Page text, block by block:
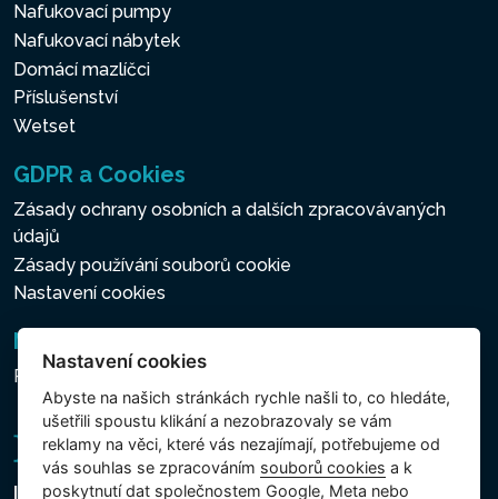
Nafukovací pumpy
Nafukovací nábytek
Domácí mazlíčci
Příslušenství
Wetset
GDPR a Cookies
Zásady ochrany osobních a dalších zpracovávaných
údajů
Zásady používání souborů cookie
Nastavení cookies
Newsletter
Přihlášení k odběru novinek
Intex Trading, s.r.o.
Nastavení cookies
Abyste na našich stránkách rychle našli to, co hledáte,
ušetřili spoustu klikání a nezobrazovaly se vám
reklamy na věci, které vás nezajímají, potřebujeme od
vás souhlas se zpracováním souborů cookies a k
poskytnutí dat společnostem Google, Meta nebo